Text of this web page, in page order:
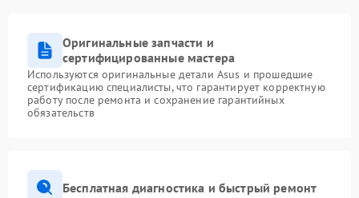
Оригинальные запчасти и
сертифицированные мастера
Используются оригинальные детали Asus и прошедшие
сертификацию специалисты, что гарантирует корректную
работу после ремонта и сохранение гарантийных
обязательств
Бесплатная диагностика и быстрый ремонт